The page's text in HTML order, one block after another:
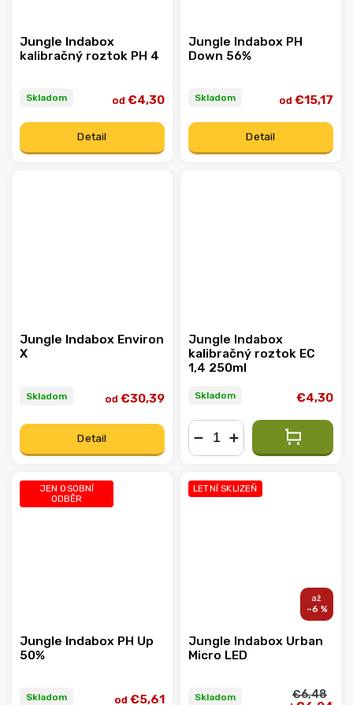
Jungle Indabox
kalibračný roztok PH 4
Skladom od €4,30
Detail
Jungle Indabox PH
Down 56%
Skladom od €15,17
Detail
Jungle Indabox Environ
X
Skladom od €30,39
Detail
Jungle Indabox
kalibračný roztok EC
1,4 250ml
Skladom €4,30
JEN OSOBNÍ
ODBĚR
Jungle Indabox PH Up
50%
Skladom od €5,61
LETNÍ SKLIZEŇ
–6 %
Jungle Indabox Urban
Micro LED
Skladom €6,48